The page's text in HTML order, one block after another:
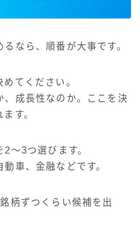
なら、順番が大事です。
めてください。
、成長性なのか。ここを決
す。
〜3つ選びます。
車、金融などです。
柄ずつくらい候補を出